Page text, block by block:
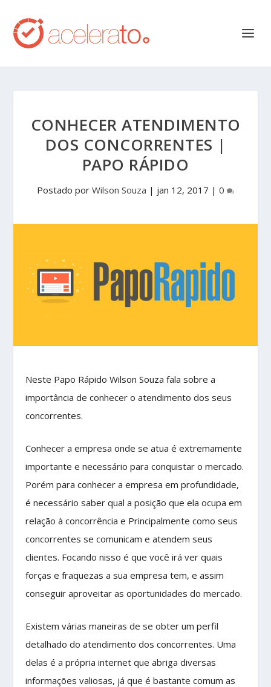
CONHECER ATENDIMENTO
DOS CONCORRENTES |
PAPO RÁPIDO
Postado por Wilson Souza | jan 12, 2017 | 0
Neste Papo Rápido Wilson Souza fala sobre a
importância de conhecer o atendimento dos seus
concorrentes.
Conhecer a empresa onde se atua é extremamente
importante e necessário para conquistar o mercado.
Porém para conhecer a empresa em profundidade,
é necessário saber qual a posição que ela ocupa em
relação à concorrência e Principalmente como seus
concorrentes se comunicam e atendem seus
clientes. Focando nisso é que você irá ver quais
forças e fraquezas a sua empresa tem, e assim
conseguir aproveitar as oportunidades do mercado.
Existem várias maneiras de se obter um perfil
detalhado do atendimento dos concorrentes. Uma
delas é a própria internet que abriga diversas
informações valiosas, já que é bastante comum as